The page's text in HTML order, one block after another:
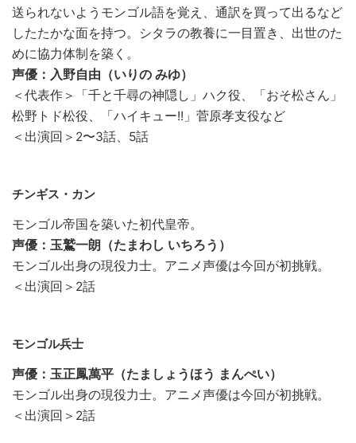
送られないようモンゴル語を覚え、通訳を買って出るなど
したたかな面を持つ。シタラの教養に一目置き、出世のた
めに協力体制を築く。
声優：入野自由（いりの みゆ）
＜代表作＞「千と千尋の神隠し」ハク役、「おそ松さん」
松野トド松役、「ハイキュー!!」菅原孝支役など
＜出演回＞2〜3話、5話
チンギス・カン
モンゴル帝国を築いた初代皇帝。
声優：玉鷲一朗（たまわし いちろう）
モンゴル出身の現役力士。アニメ声優は今回が初挑戦。
＜出演回＞2話
モンゴル兵士
声優：玉正鳳萬平（たましょうほう まんぺい）
モンゴル出身の現役力士。アニメ声優は今回が初挑戦。
＜出演回＞2話